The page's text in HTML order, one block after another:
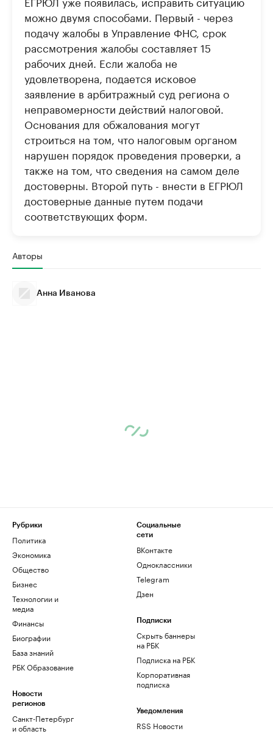
можно двумя способами. Первый - через
подачу жалобы в Управление ФНС, срок
рассмотрения жалобы составляет 15
рабочих дней. Если жалоба не
удовлетворена, подается исковое
заявление в арбитражный суд региона о
неправомерности действий налоговой.
Основания для обжалования могут
строиться на том, что налоговым органом
нарушен порядок проведения проверки, а
также на том, что сведения на самом деле
достоверны. Второй путь - внести в ЕГРЮЛ
достоверные данные путем подачи
соответствующих форм.
Авторы
Анна Иванова
Рубрики
Политика
Экономика
Общество
Бизнес
Технологии и
медиа
Финансы
Биографии
База знаний
РБК Образование
Новости
регионов
Санкт-Петербург
и область
Социальные
сети
ВКонтакте
Одноклассники
Telegram
Дзен
Подписки
Скрыть баннеры
на РБК
Подписка на РБК
Корпоративная
подписка
Уведомления
RSS Новости